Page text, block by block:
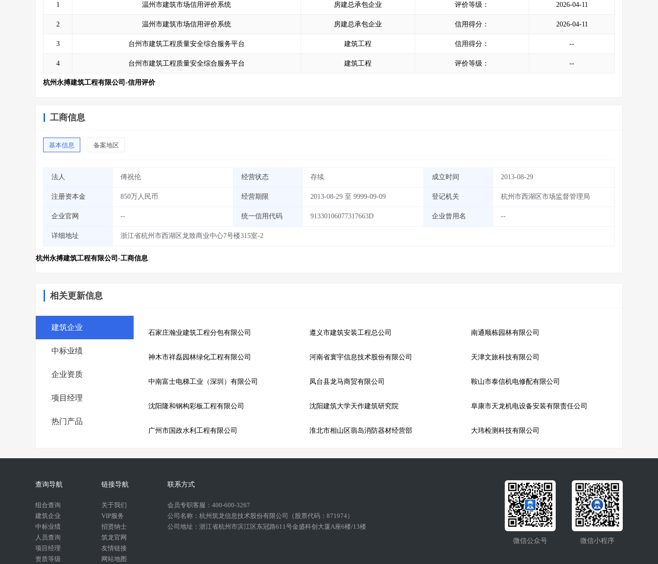
1 温州市建筑市场信用评价系统 房建总承包企业 评价等级： 2026-04-11
2 温州市建筑市场信用评价系统 房建总承包企业 信用得分： 2026-04-11
3 台州市建筑工程质量安全综合服务平台 建筑工程 信用得分： --
4 台州市建筑工程质量安全综合服务平台 建筑工程 评价等级： --
杭州永搏建筑工程有限公司-信用评价
工商信息
基本信息 备案地区
法人 傅祝伦 经营状态 存续 成立时间 2013-08-29
注册资本金 850万人民币 经营期限 2013-08-29 至 9999-09-09 登记机关 杭州市西湖区市场监督管理局
企业官网 -- 统一信用代码 91330106077317663D 企业曾用名 --
详细地址 浙江省杭州市西湖区龙致商业中心7号楼315室-2
杭州永搏建筑工程有限公司-工商信息
相关更新信息
建筑企业
中标业绩
企业资质
项目经理
热门产品
石家庄瀚业建筑工程分包有限公司 遵义市建筑安装工程总公司 南通顺栋园林有限公司
神木市祥磊园林绿化工程有限公司 河南省寰宇信息技术股份有限公司 天津文旅科技有限公司
中南富士电梯工业（深圳）有限公司 凤台县龙马商贸有限公司 鞍山市泰信机电修配有限公司
沈阳隆和钢构彩板工程有限公司 沈阳建筑大学天作建筑研究院 阜康市天龙机电设备安装有限责任公司
广州市国政水利工程有限公司 淮北市相山区翡岛消防器材经营部 大玮检测科技有限公司
查询导航
组合查询
建筑企业
中标业绩
人员查询
项目经理
资质等级
链接导航
关于我们
VIP服务
招贤纳士
筑龙官网
友情链接
网站地图
联系方式
会员专职客服：400-600-3267
公司名称：杭州筑龙信息技术股份有限公司（股票代码：871974）
公司地址：浙江省杭州市滨江区东冠路611号金盛科创大厦A座6楼/13楼
微信公众号
微信小程序